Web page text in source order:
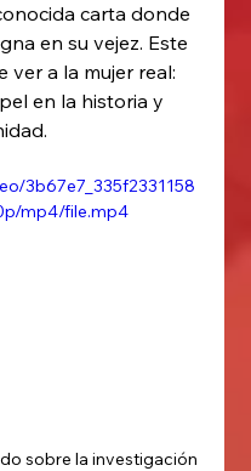
carta donde
en su vejez. Este
ver a la mujer real:
en la historia y
3b67e7_335f2331158
mp4/file.mp4
sobre la investigación